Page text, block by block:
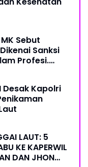
Sebut
Sanksi
Profesi.
Desak Kapolri
LAUT: 5
KE KAPERWIL
DAN JHON